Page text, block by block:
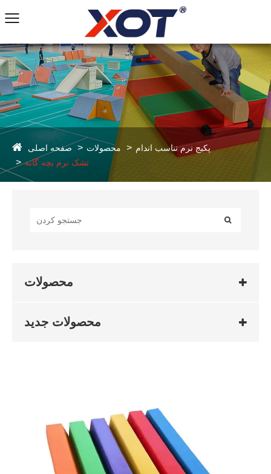
صفحه اصلی محصولات
پکیج نرم تناسب اندام
تشک نرم بچه گانه
محصولات
محصولات جدید